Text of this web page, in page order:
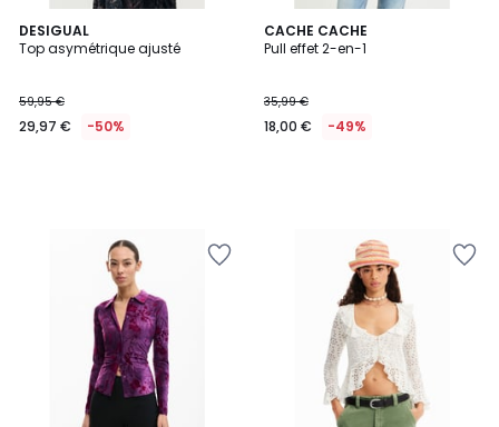
DESIGUAL
Top asymétrique ajusté
59,95 €
29,97 € -50%
CACHE CACHE
Pull effet 2-en-1
35,99 €
18,00 € -49%